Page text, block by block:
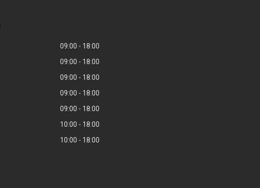
09:00
18:00
09:00
18:00
09:00
18:00
09:00
18:00
09:00
18:00
10:00
18:00
10:00 18:00